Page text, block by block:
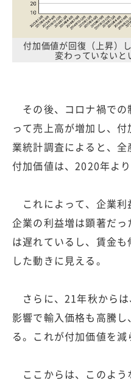
付加価値が回復（上昇）
変わっていないと
その後、コロナ禍での
って売上高が増加し、
業統計調査によると、
付加価値は、2020年よ
これによって、企業利
企業の利益増は顕著だ
は遅れているし、賃金
した動きに見える。
さらに、21年秋から
影響で輸入価格も高騰
る。これが付加価値を減
ここからは、このよう